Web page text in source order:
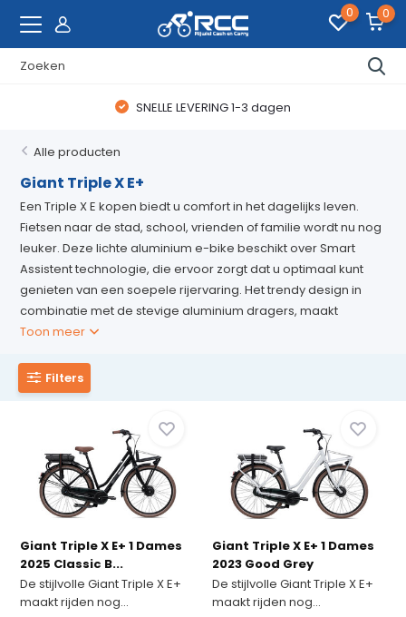
0 0
SNELLE LEVERING 1-3 dagen
Alle producten
Giant Triple X E+
Een Triple X E kopen biedt u comfort in het dagelijks leven.
Fietsen naar de stad, school, vrienden of familie wordt nu nog
leuker. Deze lichte aluminium e-bike beschikt over Smart
Assistent technologie, die ervoor zorgt dat u optimaal kunt
genieten van een soepele rijervaring. Het trendy design in
combinatie met de stevige aluminium dragers, maakt
Toon meer
Filters
Giant Triple X E+ 1 Dames
2025 Classic B...
De stijlvolle Giant Triple X E+
maakt rijden nog...
Giant Triple X E+ 1 Dames
2023 Good Grey
De stijlvolle Giant Triple X E+
maakt rijden nog...